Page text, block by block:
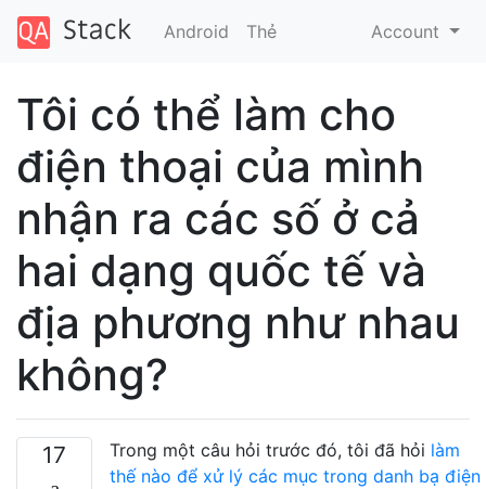
Android Thẻ Account
Tôi có thể làm cho
điện thoại của mình
nhận ra các số ở cả
hai dạng quốc tế và
địa phương như nhau
không?
17 Trong một câu hỏi trước đó, tôi đã hỏi làm
thế nào để xử lý các mục trong danh bạ điện